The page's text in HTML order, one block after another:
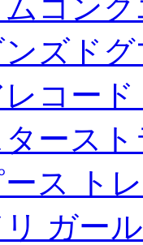
コンク
ンズド
コード
ース
ス ト
ガー